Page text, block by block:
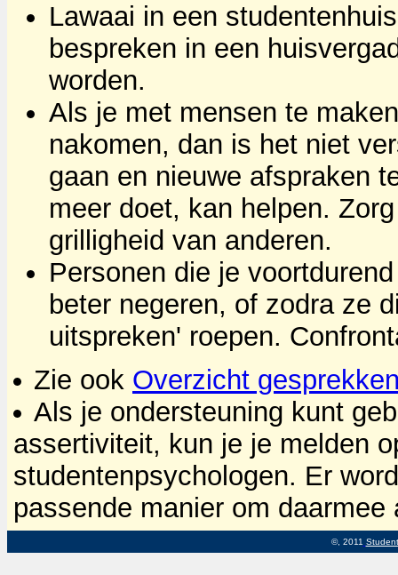
Lawaai in een
bespreken in een
worden.
Als je met mensen te
nakomen, dan is het niet
gaan en nieuwe afspraken
meer doet, kan helpen.
grilligheid van anderen.
Personen die je
beter negeren, of zodra ze
uitspreken' roepen.
Zie ook Overzicht
Als je ondersteuning kunt
assertiviteit, kun je je melden
studentenpsychologen. Er
passende manier om
©, 2011